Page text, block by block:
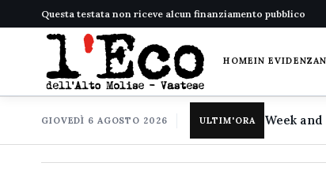
Questa testata non riceve alcun finanziamento pubblico
HOMEIN EVIDENZA
GIOVEDÌ 6 AGOSTO 2026 ULTIM'ORA